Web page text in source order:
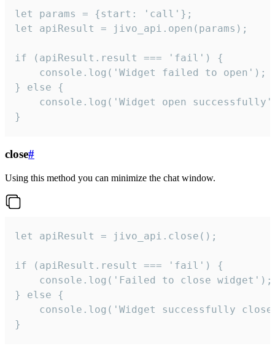
let params = {start: 'call'};
let apiResult = jivo_api.open(params);
if (apiResult.result === 'fail') {
    console.log('Widget failed to open');
} else {
console.log('Widget open
}
close#
Using this method you can minimize the chat window.
let apiResult = jivo_api.close();
if (apiResult.result === 'fail') {
    console.log('Failed to close widget');
} else {
console.log('Widget successfully
}